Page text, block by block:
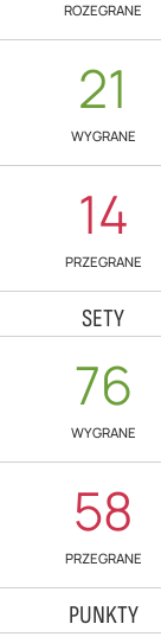
ROZEGRANE
21
WYGRANE
14
PRZEGRANE
SETY
76
WYGRANE
58
PRZEGRANE
PUNKTY